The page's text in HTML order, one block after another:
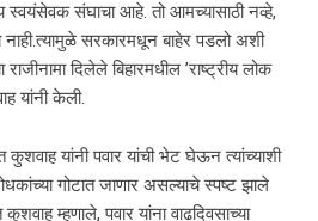
स्वयंसेवक संघाचा आहे. तो आमच्यासाठी नव्हे,
नाही.त्यामुळे सरकारमधून बाहेर पडलो अशी
दिलेले बिहारमधील ’राष्ट्रीय लोक
यांनी केली.
यांनी पवार यांची भेट घेऊन त्यांच्याशी
गोटात जाणार असल्याचे स्पष्ट झाले
म्हणाले, पवार यांना वाढदिवसाच्या